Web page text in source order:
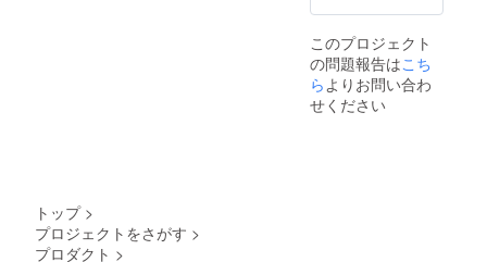
このプロジェクト
の問題報告はこち
ら よりお問い合わ
せください
トップ >
プロジェクトをさがす >
プロダクト >